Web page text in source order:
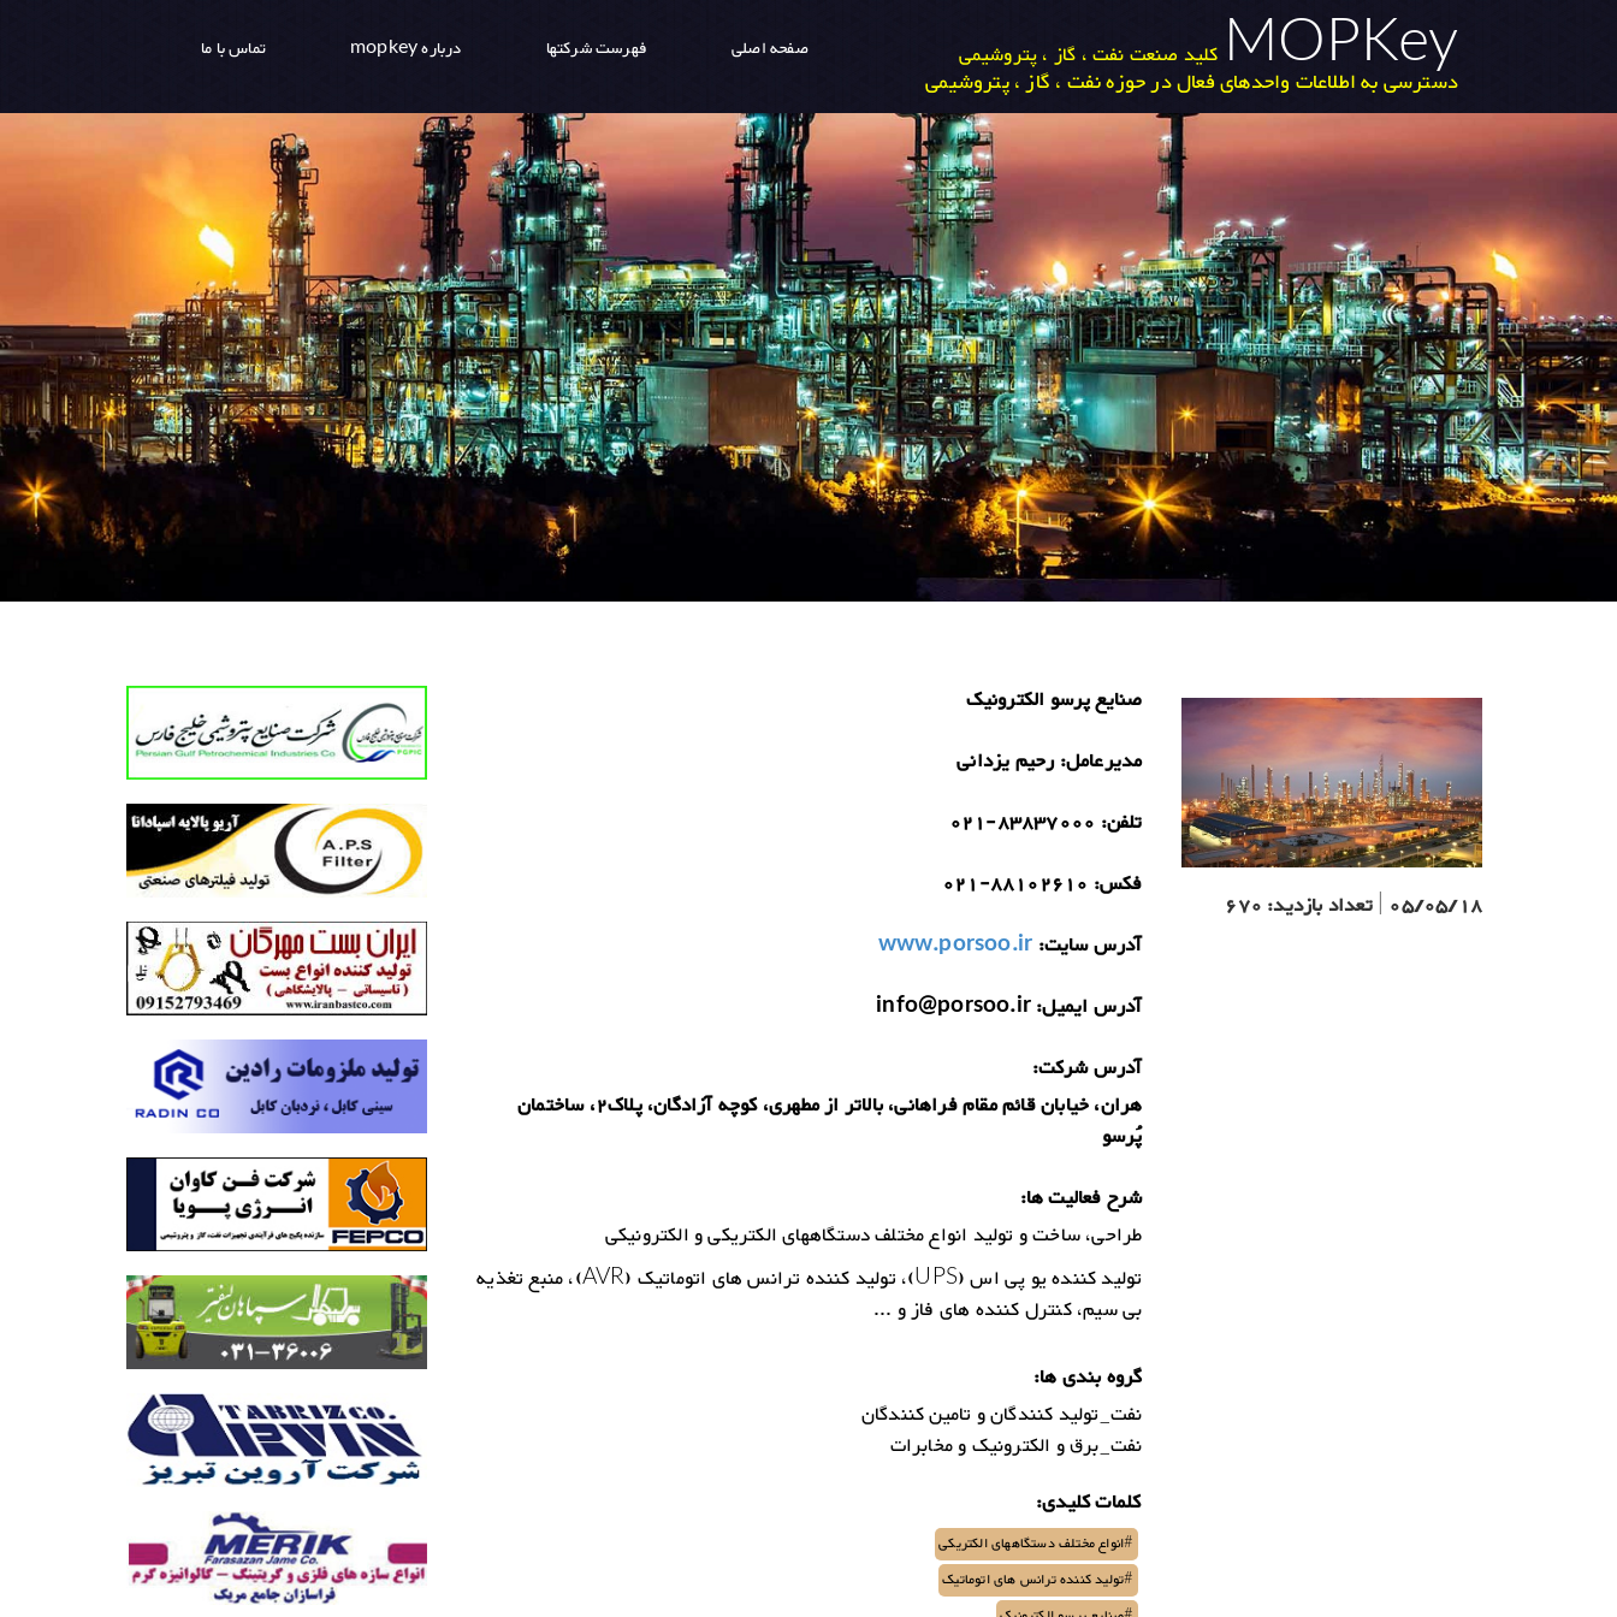
MOPKey کلید صنعت نفت ، گاز ، پتروشیمی
دسترسی به اطلاعات واحدهای فعال در حوزه نفت ، گاز ، پتروشیمی
صفحه اصلی فهرست شرکتها درباره mopkey تماس با ما
05/05/18
|تعداد بازدید: 670
صنایع پرسو الکترونیک
مدیرعامل:رحیم یزدانی
تلفن: 021-83837000
فکس: 021-88102610
آدرس سایت: www.porsoo.ir
آدرس ایمیل:info@porsoo.ir
آدرس شرکت:
هران، خیابان قائم مقام فراهانی، بالاتر از مطهری، کوچه آزادگان، پلاک2، ساختمان
پُرسو
شرح فعالیت ها:
طراحی، ساخت و تولید انواع مختلف دستگاههای الکتریکی و الکترونیکی
تولید کننده یو پی اس (UPS)، تولید کننده ترانس های اتوماتیک (AVR)، منبع تغذیه
بی سیم، کنترل کننده های فاز و ...
گروه بندی ها:
نفت_تولید کنندگان و تامین کنندگان
نفت_برق و الکترونیک و مخابرات
کلمات کلیدی:
#انواع مختلف دستگاههای الکتریکی
#تولید کننده ترانس های اتوماتیک